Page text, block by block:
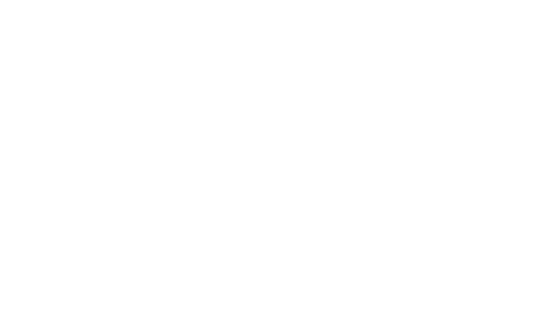
시 30분, 금요철야기도회는 오후 8시 30분이며, 새벽기도회